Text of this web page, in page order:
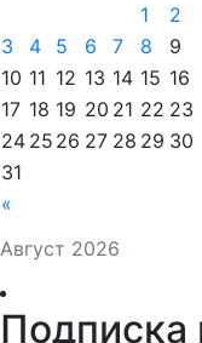
Август 2026
«
1
2
3
4 5 6 7 8
9
10 11 12 13 14 15 16
17 18 19 20 21 22 23
24 25 26 27 28 29 30
31
Подписка